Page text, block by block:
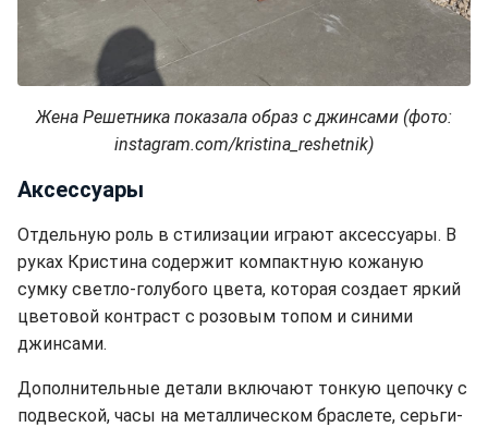
Жена Решетника показала образ с джинсами (фото:
instagram.com/kristina_reshetnik)
Аксессуары
Отдельную роль в стилизации играют аксессуары. В
руках Кристина содержит компактную кожаную
сумку светло-голубого цвета, которая создает яркий
цветовой контраст с розовым топом и синими
джинсами.
Дополнительные детали включают тонкую цепочку с
подвеской, часы на металлическом браслете, серьги-